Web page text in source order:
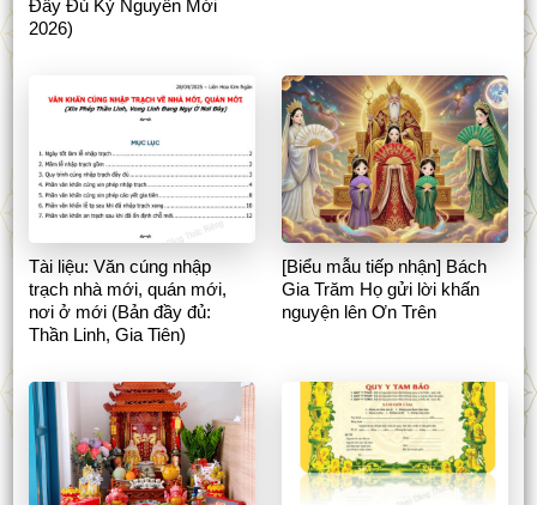
Đầy Đủ Kỷ Nguyên Mới
2026)
Tài liệu: Văn cúng nhập
trạch nhà mới, quán mới,
nơi ở mới (Bản đầy đủ:
Thần Linh, Gia Tiên)
[Biểu mẫu tiếp nhận] Bách
Gia Trăm Họ gửi lời khấn
nguyện lên Ơn Trên